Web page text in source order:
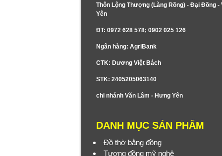
Thôn Lộng Thượng (Làng Rồng) - Đại Đồng -
Yên
ĐT: 0972 628 578; 0902 025 126
Ngân hàng: AgriBank
CTK: Dương Việt Bách
STK: 2405205063140
chi nhánh Văn Lâm - Hưng Yên
DANH MỤC SẢN PHẨM
Đồ thờ bằng đồng
Tượng đồng mỹ nghệ